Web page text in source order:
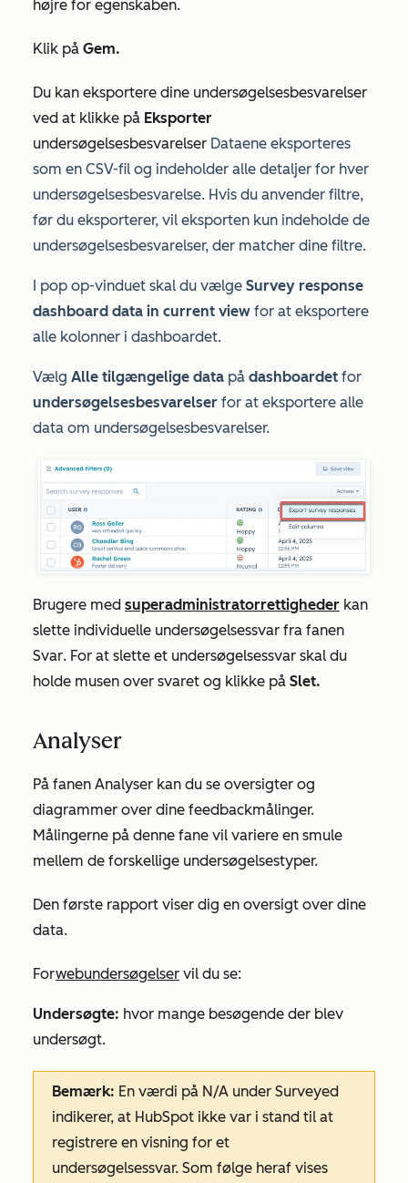
højre for egenskaben.
Klik på Gem.
Du kan eksportere dine undersøgelsesbesvarelser
ved at klikke på Eksporter
undersøgelsesbesvarelser Dataene eksporteres
som en CSV-fil og indeholder alle detaljer for hver
undersøgelsesbesvarelse. Hvis du anvender filtre,
før du eksporterer, vil eksporten kun indeholde de
undersøgelsesbesvarelser, der matcher dine filtre.
I pop op-vinduet skal du vælge Survey response
dashboard data in current view for at eksportere
alle kolonner i dashboardet.
Vælg Alle tilgængelige data på dashboardet for
undersøgelsesbesvarelser for at eksportere alle
data om undersøgelsesbesvarelser.
Brugere med superadministratorrettigheder kan
slette individuelle undersøgelsessvar fra fanen
Svar. For at slette et undersøgelsessvar skal du
holde musen over svaret og klikke på Slet.
Analyser
På fanen Analyser kan du se oversigter og
diagrammer over dine feedbackmålinger.
Målingerne på denne fane vil variere en smule
mellem de forskellige undersøgelsestyper.
Den første rapport viser dig en oversigt over dine
data.
Forwebundersøgelser vil du se:
Undersøgte: hvor mange besøgende der blev
undersøgt.
Bemærk: En værdi på N/A under Surveyed
indikerer, at HubSpot ikke var i stand til at
registrere en visning for et
undersøgelsessvar. Som følge heraf vises